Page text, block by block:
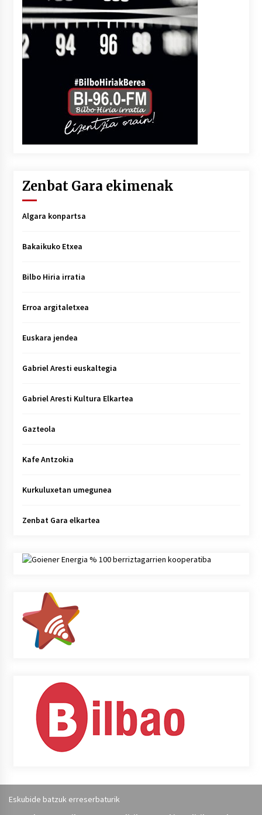
Zenbat Gara ekimenak
Algara konpartsa
Bakaikuko Etxea
Bilbo Hiria irratia
Erroa argitaletxea
Euskara jendea
Gabriel Aresti euskaltegia
Gabriel Aresti Kultura Elkartea
Gazteola
Kafe Antzokia
Kurkuluxetan umegunea
Zenbat Gara elkartea
Eskubide batzuk erreserbaturik